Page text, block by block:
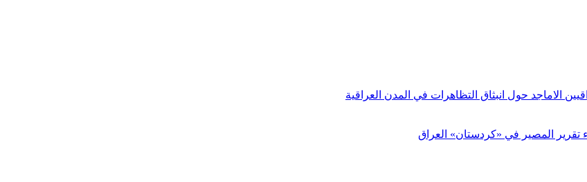
الاماجد حول انبثاق التظاهرات في المدن العراقية
تقرير المصير في «كردستان» العراق